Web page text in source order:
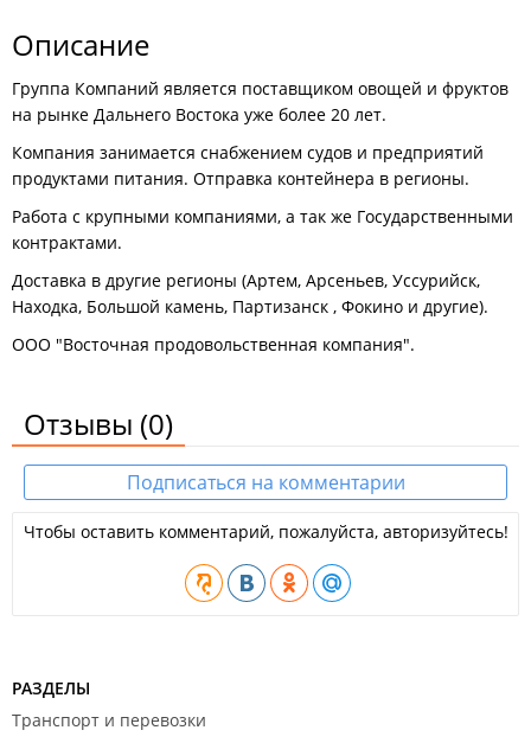
Описание
Группа Компаний является поставщиком овощей и фруктов
на рынке Дальнего Востока уже более 20 лет.
Компания занимается снабжением судов и предприятий
продуктами питания. Отправка контейнера в регионы.
Работа с крупными компаниями, а так же Государственными
контрактами.
Доставка в другие регионы (Артем, Арсеньев, Уссурийск,
Находка, Большой камень, Партизанск , Фокино и другие).
ООО "Восточная продовольственная компания".
Отзывы (0)
Подписаться на комментарии
Чтобы оставить комментарий, пожалуйста, авторизуйтесь!
РАЗДЕЛЫ
Транспорт и перевозки